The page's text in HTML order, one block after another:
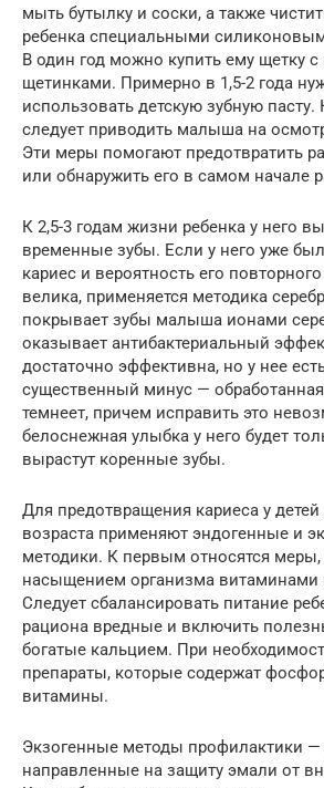
мыть бутылку и соски, а также
ребенка специальными
В один год можно купить ему щетку
щетинками. Примерно в 1,5-2 года
использовать детскую зубную
следует приводить малыша на
Эти меры помогают предотвратить
или обнаружить его в самом начале
К 2,5-3 годам жизни ребенка у него
временные зубы. Если у него уже
кариес и вероятность его
велика, применяется методика
покрывает зубы малыша ионами
оказывает антибактериальный
достаточно эффективна, но у нее
существенный минус —
темнеет, причем исправить это
белоснежная улыбка у него будет
вырастут коренные зубы.
Для предотвращения кариеса у
возраста применяют эндогенные и
методики. К первым относятся
насыщением организма витаминами
Следует сбалансировать питание
рациона вредные и включить
богатые кальцием. При
препараты, которые содержат
витамины.
Экзогенные методы профилактики —
направленные на защиту эмали от